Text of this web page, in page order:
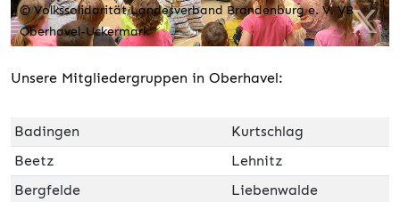
© Volkssolidarität Landesverband Brandenburg e. V. VB
Oberhavel-Uckermark
Unsere Mitgliedergruppen in Oberhavel:
Badingen
Kurtschlag
Beetz
Lehnitz
Bergfelde
Liebenwalde